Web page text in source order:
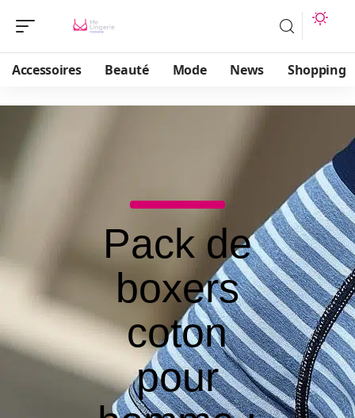
Accessoires Beauté Mode News Shopping
Pack de
boxers
coton
pour